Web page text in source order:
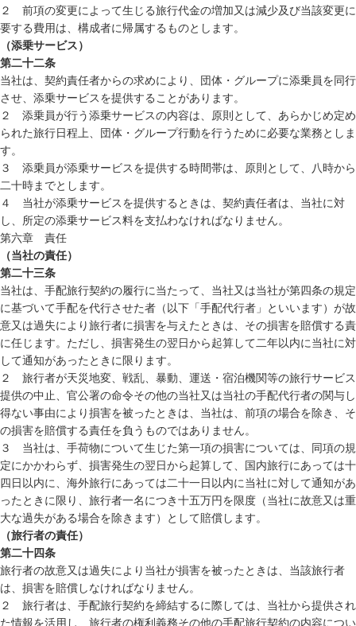
２ 前項の変更によって生じる旅行代金の増加又は減少及び当該変更に
要する費用は、構成者に帰属するものとします。
（添乗サービス）
第二十二条
当社は、契約責任者からの求めにより、団体・グループに添乗員を同行
させ、添乗サービスを提供することがあります。
２ 添乗員が行う添乗サービスの内容は、原則として、あらかじめ定め
られた旅行日程上、団体・グループ行動を行うために必要な業務としま
す。
３ 添乗員が添乗サービスを提供する時間帯は、原則として、八時から
二十時までとします。
４ 当社が添乗サービスを提供するときは、契約責任者は、当社に対
し、所定の添乗サービス料を支払わなければなりません。
第六章 責任
（当社の責任）
第二十三条
当社は、手配旅行契約の履行に当たって、当社又は当社が第四条の規定
に基づいて手配を代行させた者（以下「手配代行者」といいます）が故
意又は過失により旅行者に損害を与えたときは、その損害を賠償する責
に任じます。ただし、損害発生の翌日から起算して二年以内に当社に対
して通知があったときに限ります。
２ 旅行者が天災地変、戦乱、暴動、運送・宿泊機関等の旅行サービス
提供の中止、官公署の命令その他の当社又は当社の手配代行者の関与し
得ない事由により損害を被ったときは、当社は、前項の場合を除き、そ
の損害を賠償する責任を負うものではありません。
３ 当社は、手荷物について生じた第一項の損害については、同項の規
定にかかわらず、損害発生の翌日から起算して、国内旅行にあっては十
四日以内に、海外旅行にあっては二十一日以内に当社に対して通知があ
ったときに限り、旅行者一名につき十五万円を限度（当社に故意又は重
大な過失がある場合を除きます）として賠償します。
（旅行者の責任）
第二十四条
旅行者の故意又は過失により当社が損害を被ったときは、当該旅行者
は、損害を賠償しなければなりません。
２ 旅行者は、手配旅行契約を締結するに際しては、当社から提供され
た情報を活用し、旅行者の権利義務その他の手配旅行契約の内容につい